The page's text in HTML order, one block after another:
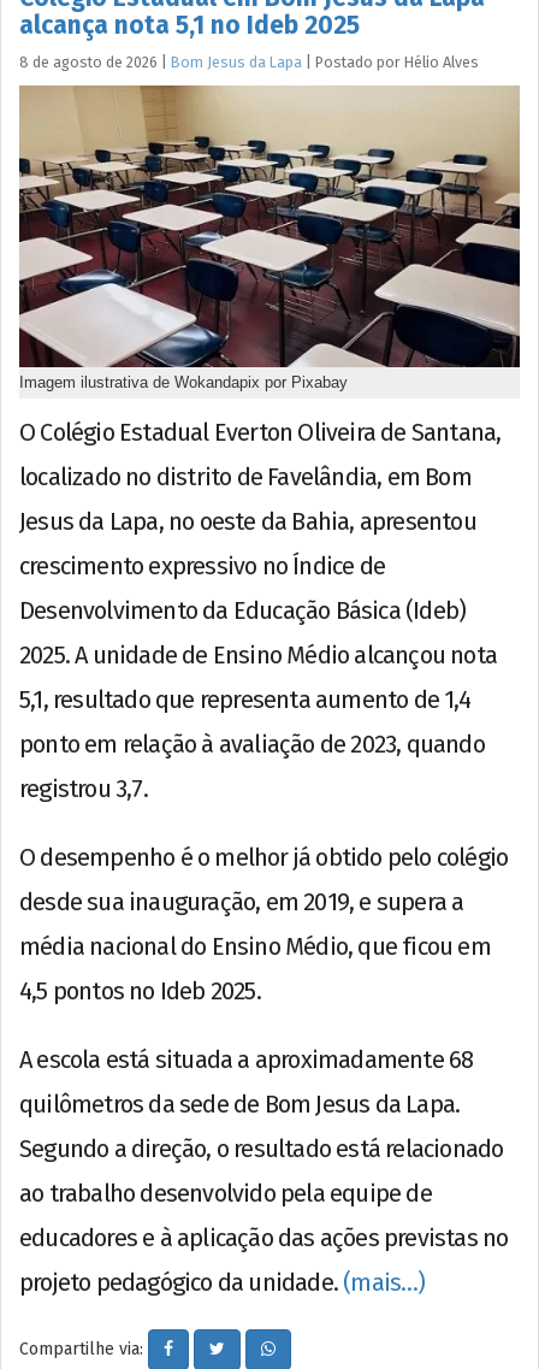
alcança nota 5,1 no Ideb 2025
8 de agosto de 2026 Bom Jesus da Lapa Postado por Hélio Alves
Imagem ilustrativa de Wokandapix por Pixabay
O Colégio Estadual Everton Oliveira de Santana,
localizado no distrito de Favelândia, em Bom
Jesus da Lapa, no oeste da Bahia, apresentou
crescimento expressivo no Índice de
Desenvolvimento da Educação Básica (Ideb)
2025. A unidade de Ensino Médio alcançou nota
5,1, resultado que representa aumento de 1,4
ponto em relação à avaliação de 2023, quando
registrou 3,7.
O desempenho é o melhor já obtido pelo colégio
desde sua inauguração, em 2019, e supera a
média nacional do Ensino Médio, que ficou em
4,5 pontos no Ideb 2025.
A escola está situada a aproximadamente 68
quilômetros da sede de Bom Jesus da Lapa.
Segundo a direção, o resultado está relacionado
ao trabalho desenvolvido pela equipe de
educadores e à aplicação das ações previstas no
projeto pedagógico da unidade. (mais…)
Compartilhe via: